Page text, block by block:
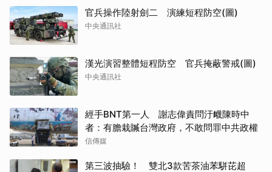
官兵操作陸射劍二 演練短程防空(圖)
中央通訊社
漢光演習整體短程防空 官兵掩蔽警戒(圖)
中央通訊社
經手BNT第一人 謝志偉責問汙衊陳時中
者：有膽栽贓台灣政府，不敢問罪中共政權
信傳媒
第三波抽驗！ 雙北3款苦茶油苯駢芘超